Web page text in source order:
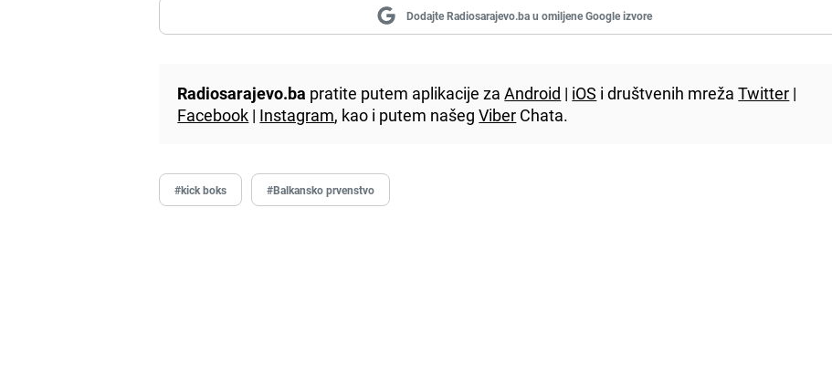
Dodajte Radiosarajevo.ba u omiljene Google izvore
Radiosarajevo.ba pratite putem aplikacije zaAndroid | iOS i društvenih mrežaTwitter |
Facebook | Instagram, kao i putem našegViber Chata.
#kick boks #Balkansko prvenstvo